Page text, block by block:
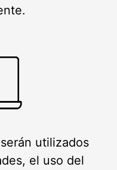
utilizados
el uso del